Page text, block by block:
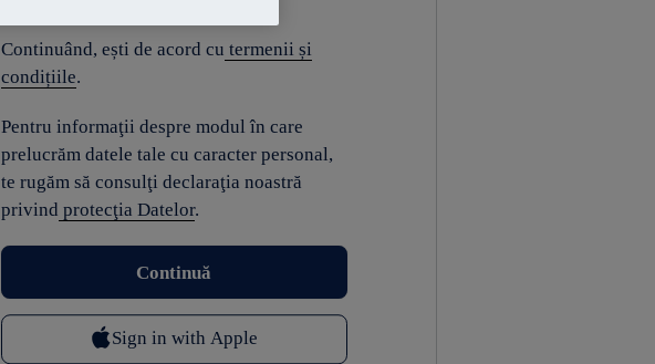
Continuând, ești de acord cu termenii și
condițiile.
Pentru informaţii despre modul în care
prelucrăm datele tale cu caracter personal,
te rugăm să consulţi declaraţia noastră
privind protecţia Datelor.